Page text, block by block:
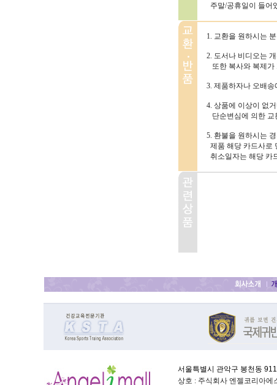
주말/공휴일이 들어
1. 교환을 원하시는
2. 도서나 비디오는
또한 복사와 복제가
3. 제품하자나 오배
4. 상품에 이상이 없
단순변심에 의한 교
5. 환불을 원하시는
제품 해당 카드사로
취소일자는 해당 카
서울특별시 관악구 봉천동
상호 : 주식회사 엔젤코리아